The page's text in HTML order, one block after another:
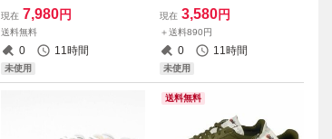
cm 定価12430円 オリーブ/コ
コナッツミルク WAFFLE RA
CER スニーカー
現在 7,980円
送料無料
0 11時間
未使用
価16500円 ホワイト/オレン
ジ 白 INHALE スニーカー
現在 3,580円
＋送料890円
0 11時間
未使用
送料無料